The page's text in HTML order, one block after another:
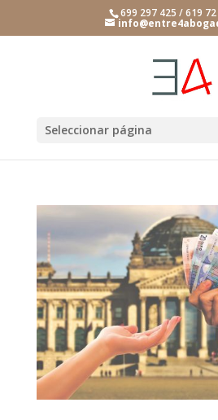
699 297 425 / 619
Seleccionar página